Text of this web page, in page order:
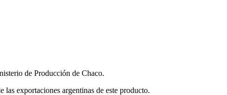
de Producción de Chaco.
exportaciones argentinas de este producto.